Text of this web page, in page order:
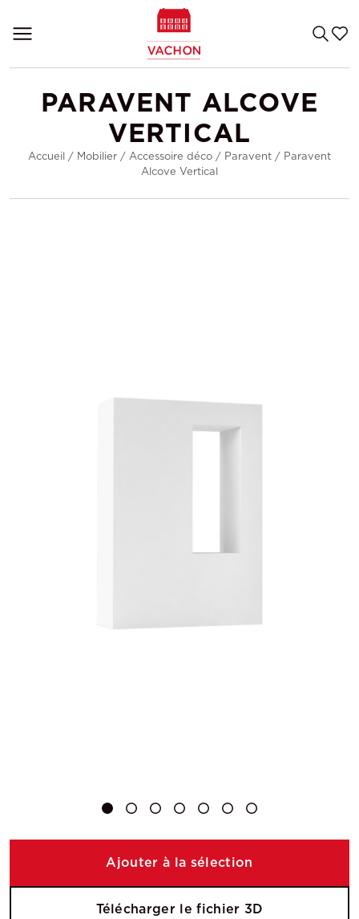
PARAVENT ALCOVE
VERTICAL
Accueil / Mobilier / Accessoire déco / Paravent / Paravent
Alcove Vertical
Ajouter à la sélection
Télécharger le fichier 3D